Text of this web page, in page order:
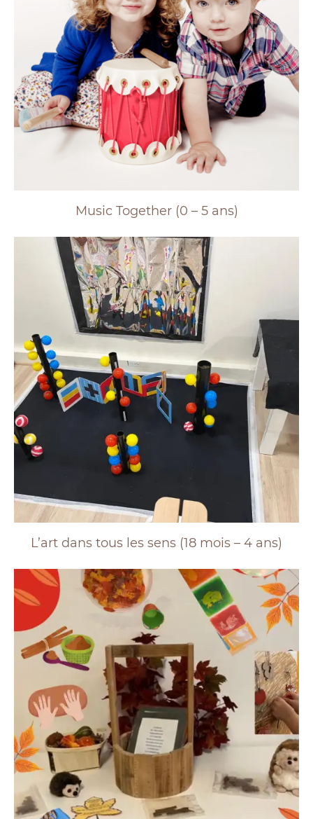
Music Together (0 – 5 ans)
L’art dans tous les sens (18 mois – 4 ans)